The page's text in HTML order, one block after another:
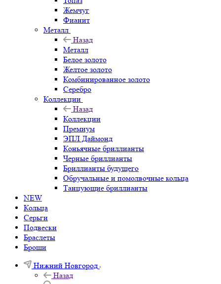
Жемчуг
Фианит
Металл
Назад
Металл
Белое золото
Желтое золото
Комбинированное золото
Серебро
Коллекции
Назад
Коллекции
Премиум
ЭПЛ Даймонд
Коньячные бриллианты
Черные бриллианты
Бриллианты будущего
Обручальные и помолвочные кольца
Танцующие бриллианты
NEW
Кольца
Серьги
Подвески
Браслеты
Броши
Нижний Новгород
Назад